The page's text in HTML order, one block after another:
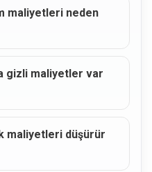
maliyetleri neden
gizli maliyetler var
maliyetleri düşürür